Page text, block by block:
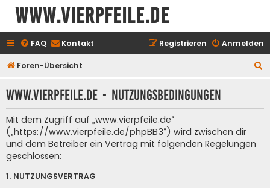
www.vierpfeile.de
FAQ Kontakt Anmelden
Registrieren
Foren-Übersicht
h
www.vierpfeile.de - Nutzungsbedingungen
Mit dem Zugriff auf „www.vierpfeile.de“
(„https://www.vierpfeile.de/phpBB3“) wird zwischen dir
und dem Betreiber ein Vertrag mit folgenden Regelungen
geschlossen:
1. NUTZUNGSVERTRAG